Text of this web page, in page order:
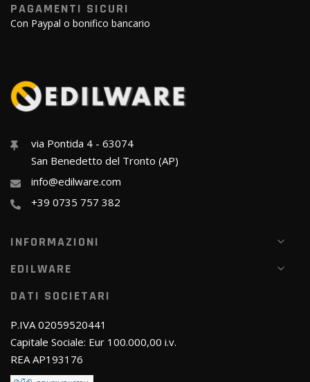
PAGAMENTI SICURI
Con Paypal o bonifico bancario
via Pontida 4 - 63074
San Benedetto del Tronto (AP)
info@edilware.com
+39 0735 757 382
INFORMAZIONI
EDILWARE
DATI SOCIETARI
P.IVA 02059520441
Capitale Sociale: Eur 100.000,00 i.v.
REA AP193176